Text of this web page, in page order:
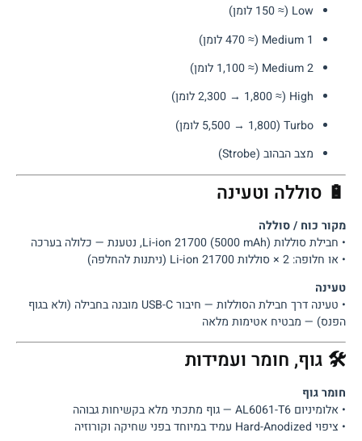
Low (≈ 150 לומן)
Medium 1 (≈ 470 לומן)
Medium 2 (≈ 1,100 לומן)
High (≈ 2,300 → 1,800 לומן)
Turbo (5,500 → 1,800 לומן)
מצב הבהוב (Strobe)
🔋 סוללה וטעינה
מקור כוח / סוללה
• חבילת סוללות Li-ion 21700 (5000 mAh), נטענת — כלולה בערכה
• או חלופה: 2 × סוללות 21700 Li-ion (ניתנות להחלפה)
טעינה
• טעינה דרך חבילת הסוללות — חיבור USB-C מובנה בחבילה (ולא בגוף
הפנס) — מבטיח אטימות מלאה
🛠 גוף, חומר ועמידות
חומר גוף
• אלומיניום AL6061-T6 — גוף מתכתי מלא בקשיחות גבוהה
• ציפוי Hard-Anodized עמיד במיוחד בפני שחיקה וקורוזיה